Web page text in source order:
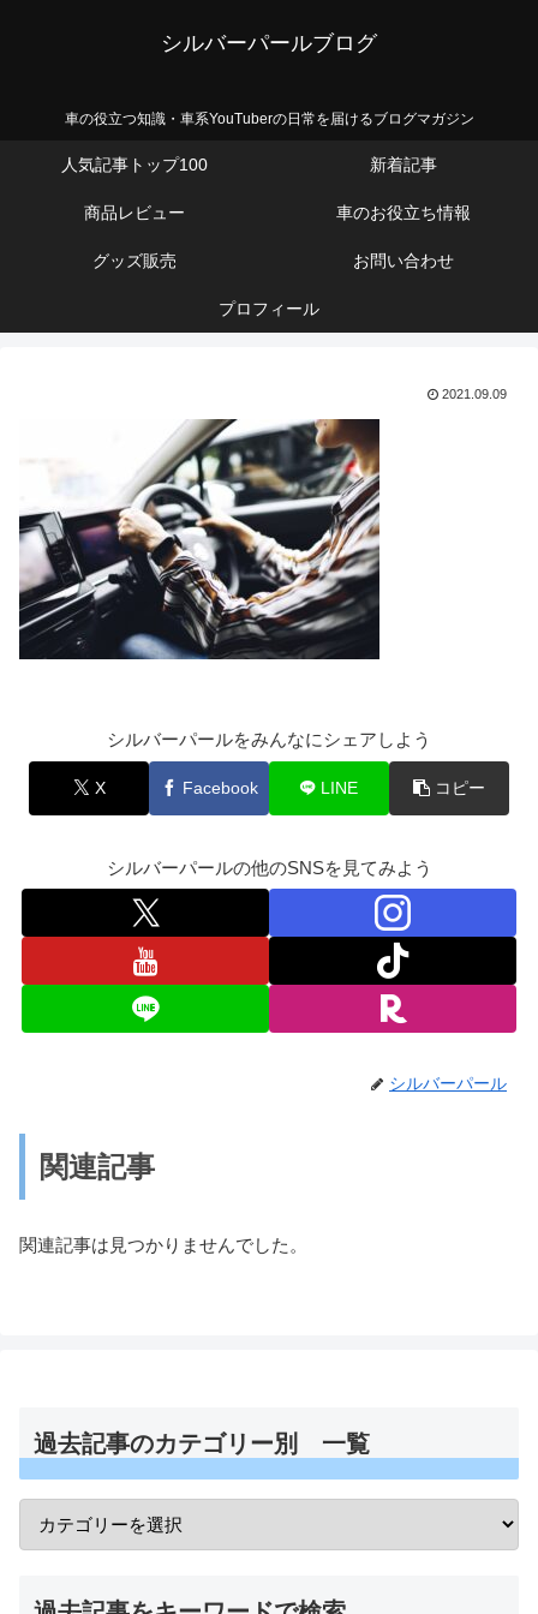
シルバーパールブログ
車の役立つ知識・車系YouTuberの日常を届けるブログマガジン
人気記事トップ100 新着記事
商品レビュー 車のお役立ち情報
グッズ販売 お問い合わせ
プロフィール
2021.09.09
シルバーパールをみんなにシェアしよう
X Facebook LINE コピー
シルバーパールの他のSNSを見てみよう
シルバーパール
関連記事
関連記事は見つかりませんでした。
過去記事のカテゴリー別 一覧